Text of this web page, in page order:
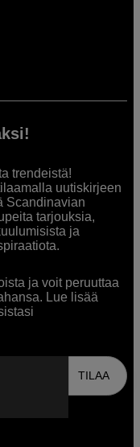
trendeistä!
uutiskirjeen
Scandinavian
tarjouksia,
ja
ja voit peruuttaa
Lue lisää
TILAA